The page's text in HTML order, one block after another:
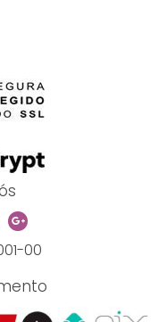
G
o
g
-
p
u
00